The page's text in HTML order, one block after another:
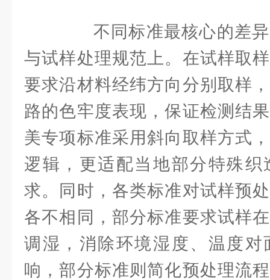
不同标准最核心的差异
与试样处理规范上。在试样取
要求沿材料经纬方向分别取样
路的色牢度表现，保证检测结
美专项标准采用斜向取样方式
逻辑，更适配当地部分特殊
求。同时，各类标准对试样预
各不相同，部分标准要求试样
调湿，消除环境湿度、温度对
响，部分标准则简化预处理流